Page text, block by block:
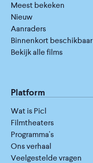
Meest bekeken
Nieuw
Aanraders
Binnenkort beschikbaar
Bekijk alle films
Platform
Wat is Picl
Filmtheaters
Programma's
Ons verhaal
Veelgestelde vragen